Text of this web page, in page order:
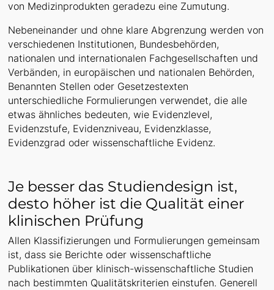
von Medizinprodukten geradezu eine Zumutung.
Nebeneinander und ohne klare Abgrenzung werden von
verschiedenen Institutionen, Bundesbehörden,
nationalen und internationalen Fachgesellschaften und
Verbänden, in europäischen und nationalen Behörden,
Benannten Stellen oder Gesetzestexten
unterschiedliche Formulierungen verwendet, die alle
etwas ähnliches bedeuten, wie Evidenzlevel,
Evidenzstufe, Evidenzniveau, Evidenzklasse,
Evidenzgrad oder wissenschaftliche Evidenz.
Je besser das Studiendesign ist,
desto höher ist die Qualität einer
klinischen Prüfung
Allen Klassifizierungen und Formulierungen gemeinsam
ist, dass sie Berichte oder wissenschaftliche
Publikationen über klinisch-wissenschaftliche Studien
nach bestimmten Qualitätskriterien einstufen. Generell